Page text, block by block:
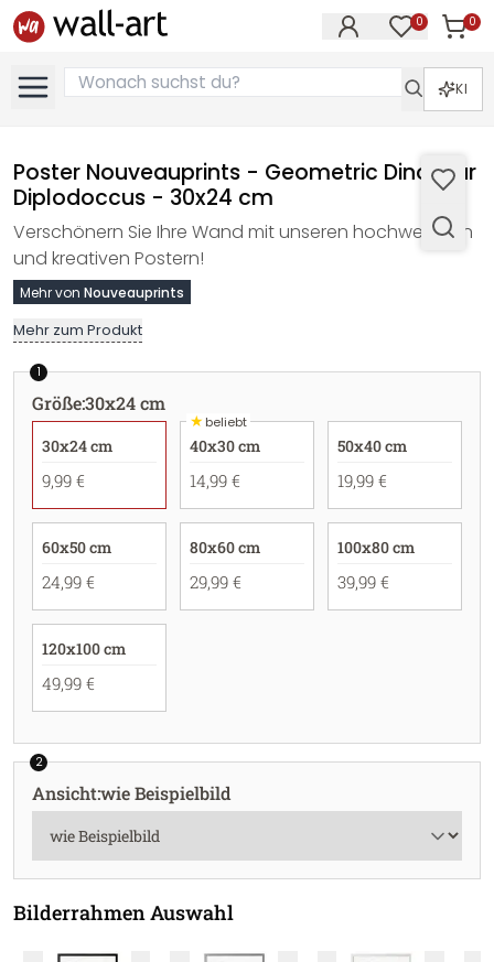
0 0
KI
Poster Nouveauprints - Geometric Dinosaur
Diplodoccus - 30x24 cm
Verschönern Sie Ihre Wand mit unseren hochwertigen
und kreativen Postern!
Mehr von Nouveauprints
Mehr zum Produkt
1
Größe:30x24 cm
30x24 cm
9,99 €
★beliebt
40x30 cm
14,99 €
50x40 cm
19,99 €
60x50 cm
24,99 €
80x60 cm
29,99 €
100x80 cm
39,99 €
120x100 cm
49,99 €
2
Ansicht:wie Beispielbild
Bilderrahmen Auswahl